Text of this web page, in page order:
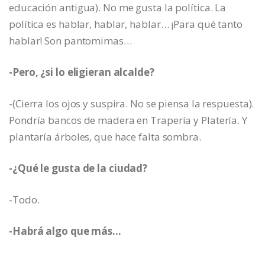
educación antigua). No me gusta la política. La
política es hablar, hablar, hablar… ¡Para qué tanto
hablar! Son pantomimas…
-Pero, ¿si lo eligieran alcalde?
-(Cierra los ojos y suspira. No se piensa la respuesta).
Pondría bancos de madera en Trapería y Platería. Y
plantaría árboles, que hace falta sombra.
-¿Qué le gusta de la ciudad?
-Todo.
-Habrá algo que más…